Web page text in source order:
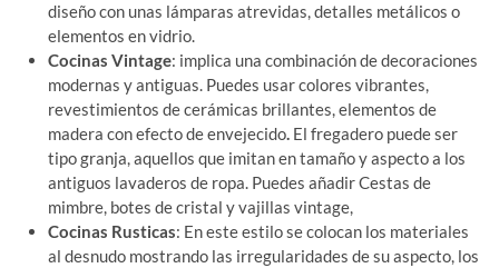
diseño con unas lámparas atrevidas, detalles metálicos o
elementos en vidrio.
CocinasVintage: implica una combinación de decoraciones
modernas y antiguas. Puedes usar colores vibrantes,
revestimientos de cerámicas brillantes, elementos de
madera con efecto de envejecido. El fregadero puede ser
tipo granja, aquellos que imitan en tamaño y aspecto a los
antiguos lavaderos de ropa. Puedes añadir Cestas de
mimbre, botes de cristal y vajillas vintage,
Cocinas Rusticas: En este estilo se colocan los materiales
al desnudo mostrando las irregularidades de su aspecto, los